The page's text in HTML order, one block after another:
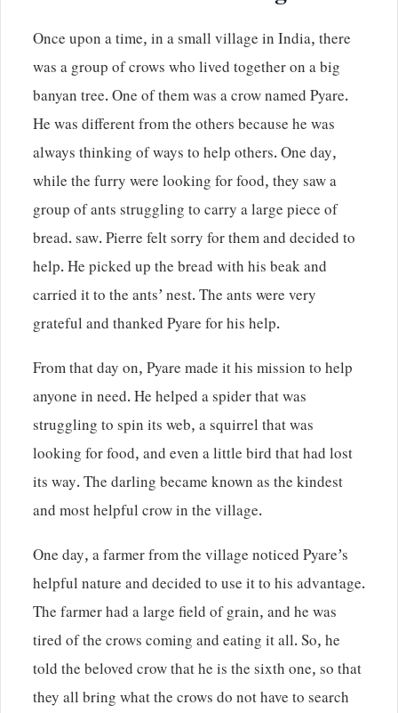
Once upon a time, in a small village in India, there
was a group of crows who lived together on a big
banyan tree. One of them was a crow named Pyare.
He was different from the others because he was
always thinking of ways to help others. One day,
while the furry were looking for food, they saw a
group of ants struggling to carry a large piece of
bread. saw. Pierre felt sorry for them and decided to
help. He picked up the bread with his beak and
carried it to the ants’ nest. The ants were very
grateful and thanked Pyare for his help.
From that day on, Pyare made it his mission to help
anyone in need. He helped a spider that was
struggling to spin its web, a squirrel that was
looking for food, and even a little bird that had lost
its way. The darling became known as the kindest
and most helpful crow in the village.
One day, a farmer from the village noticed Pyare’s
helpful nature and decided to use it to his advantage.
The farmer had a large field of grain, and he was
tired of the crows coming and eating it all. So, he
told the beloved crow that he is the sixth one, so that
they all bring what the crows do not have to search